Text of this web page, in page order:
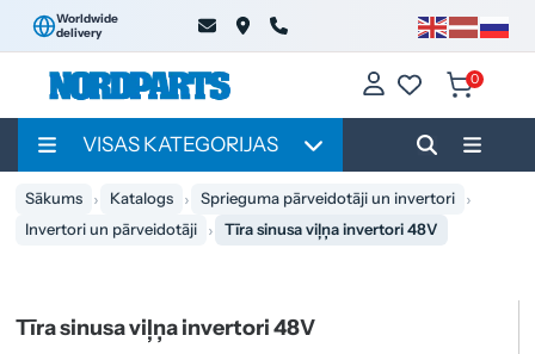
Worldwide
delivery
0
VISAS KATEGORIJAS
Sākums Katalogs
Sprieguma pārveidotāji un invertori
Invertori un pārveidotāji
Tīra sinusa viļņa invertori 48V
Tīra sinusa viļņa invertori 48V